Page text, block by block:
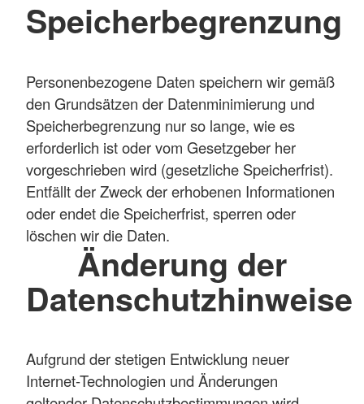
Speicherbegrenzung
Personenbezogene Daten speichern wir gemäß
den Grundsätzen der Datenminimierung und
Speicherbegrenzung nur so lange, wie es
erforderlich ist oder vom Gesetzgeber her
vorgeschrieben wird (gesetzliche Speicherfrist).
Entfällt der Zweck der erhobenen Informationen
oder endet die Speicherfrist, sperren oder
löschen wir die Daten.
Änderung der
Datenschutzhinweise
Aufgrund der stetigen Entwicklung neuer
Internet-Technologien und Änderungen